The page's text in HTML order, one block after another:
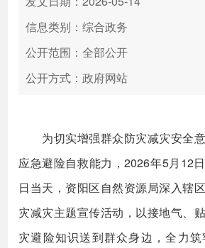
信息类别：综合政务
公开范围：全部公开
公开方式：政府网站
为切实增强群众防灾减灾安全
应急避险自救能力，2026年5月12
日当天，资阳区自然资源局深入辖
灾减灾主题宣传活动，以接地气、
灾避险知识送到群众身边，全力